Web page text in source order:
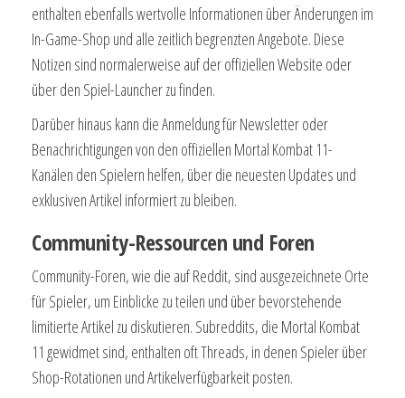
enthalten ebenfalls wertvolle Informationen über Änderungen im
In-Game-Shop und alle zeitlich begrenzten Angebote. Diese
Notizen sind normalerweise auf der offiziellen Website oder
über den Spiel-Launcher zu finden.
Darüber hinaus kann die Anmeldung für Newsletter oder
Benachrichtigungen von den offiziellen Mortal Kombat 11-
Kanälen den Spielern helfen, über die neuesten Updates und
exklusiven Artikel informiert zu bleiben.
Community-Ressourcen und Foren
Community-Foren, wie die auf Reddit, sind ausgezeichnete Orte
für Spieler, um Einblicke zu teilen und über bevorstehende
limitierte Artikel zu diskutieren. Subreddits, die Mortal Kombat
11 gewidmet sind, enthalten oft Threads, in denen Spieler über
Shop-Rotationen und Artikelverfügbarkeit posten.